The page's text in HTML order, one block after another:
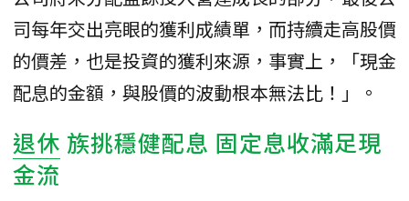
司每年交出亮眼的獲利成績單，而持續走高股價
的價差，也是投資的獲利來源，事實上，「現金
配息的金額，與股價的波動根本無法比！」。
退休 族挑穩健配息 固定息收滿足現
金流